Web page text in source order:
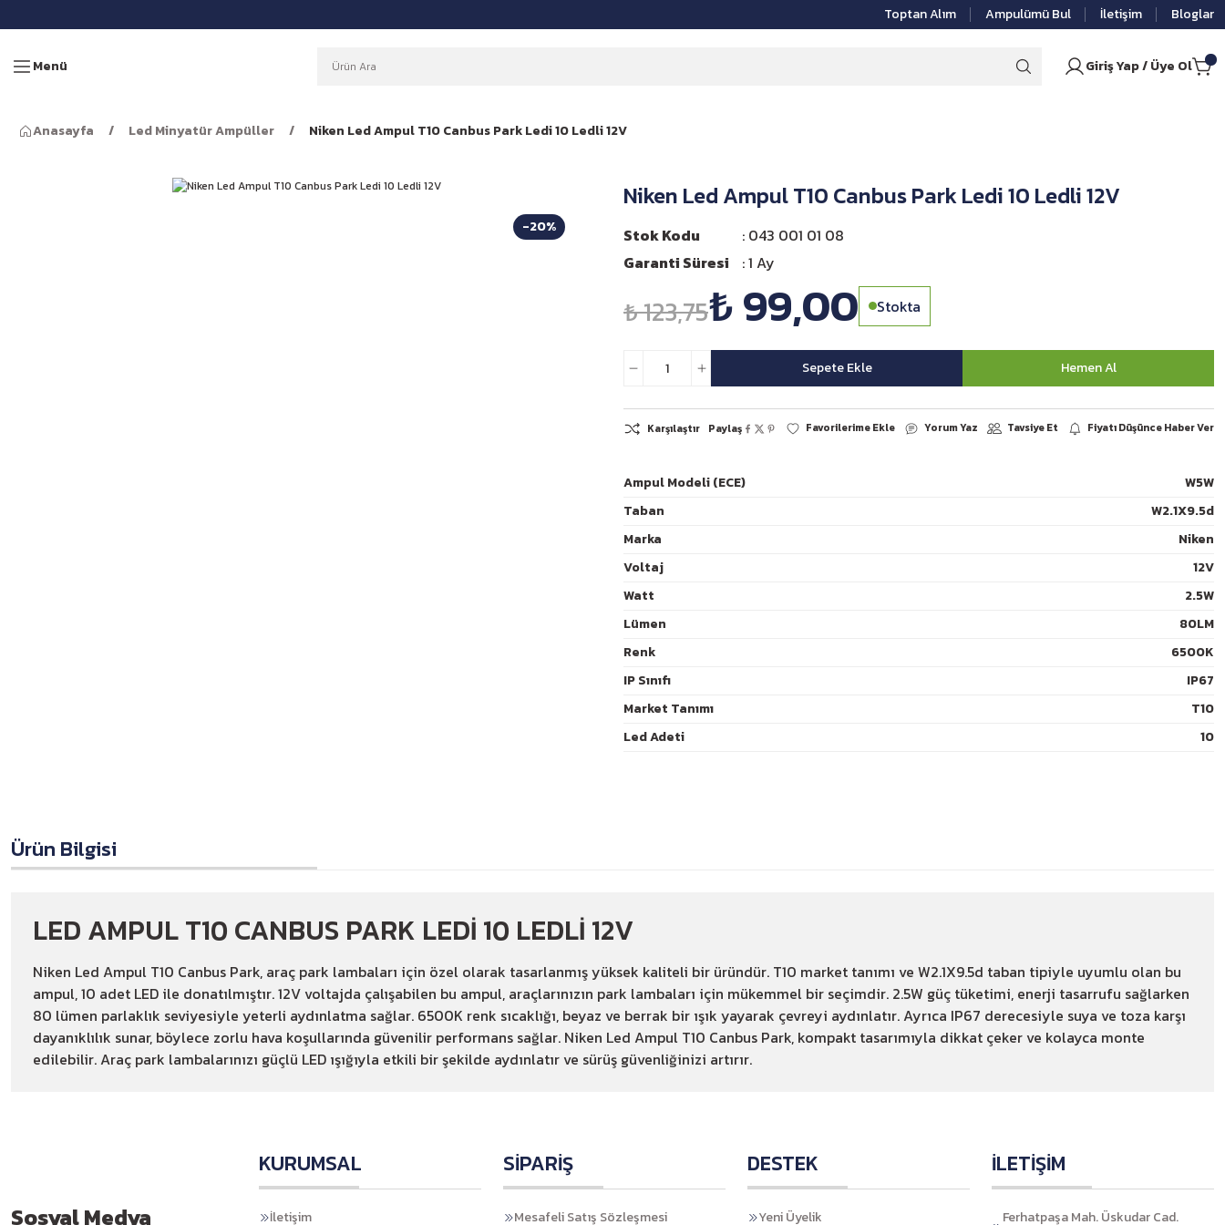
Toptan Alım Ampulümü Bul İletişim Bloglar
Menü Giriş Yap / Üye Ol
Anasayfa Led Minyatür Ampüller Niken Led Ampul T10 Canbus Park Ledi 10 Ledli 12V
-20%
Niken Led Ampul T10 Canbus Park Ledi 10 Ledli 12V
Stok Kodu
043 001 01 08
Garanti Süresi
1 Ay
₺ 123,75₺ 99,00 Stokta
Sepete Ekle Hemen Al
Yorum Yaz
Ampul Modeli (ECE)
W5W
Taban
W2.1X9.5d
Marka
Niken
Voltaj
12V
Watt
2.5W
Lümen
80LM
Renk
6500K
IP Sınıfı
IP67
Market Tanımı
T10
Led Adeti
10
Ürün Bilgisi
LED AMPUL T10 CANBUS PARK LEDİ 10 LEDLİ 12V
Niken Led Ampul T10 Canbus Park, araç park lambaları için özel olarak tasarlanmış yüksek kaliteli bir üründür. T10 market tanımı ve W2.1X9.5d taban tipiyle uyumlu olan bu
ampul, 10 adet LED ile donatılmıştır. 12V voltajda çalışabilen bu ampul, araçlarınızın park lambaları için mükemmel bir seçimdir. 2.5W güç tüketimi, enerji tasarrufu sağlarken
80 lümen parlaklık seviyesiyle yeterli aydınlatma sağlar. 6500K renk sıcaklığı, beyaz ve berrak bir ışık yayarak çevreyi aydınlatır. Ayrıca IP67 derecesiyle suya ve toza karşı
dayanıklılık sunar, böylece zorlu hava koşullarında güvenilir performans sağlar. Niken Led Ampul T10 Canbus Park, kompakt tasarımıyla dikkat çeker ve kolayca monte
edilebilir. Araç park lambalarınızı güçlü LED ışığıyla etkili bir şekilde aydınlatır ve sürüş güvenliğinizi artırır.
Sosyal Medya
KURUMSAL
İletişim
SİPARİŞ
Mesafeli Satış Sözleşmesi
DESTEK
Yeni Üyelik
İLETİŞİM
Ferhatpaşa Mah. Üskudar Cad.